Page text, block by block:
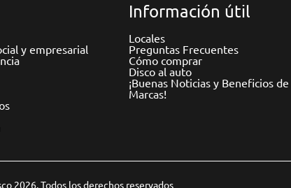
y empresarial
Información útil
Locales
Preguntas Frecuentes
Cómo comprar
Disco al auto
¡Buenas Noticias y Beneficios de
Marcas!
2026. Todos los derechos reservados